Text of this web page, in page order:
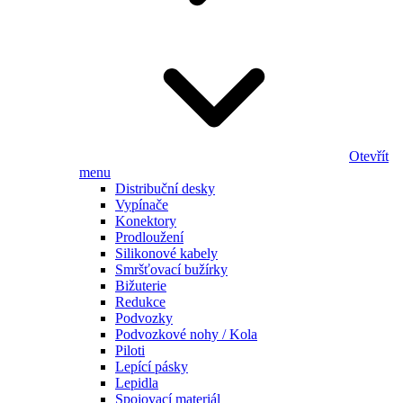
Otevřít
menu
Distribuční desky
Vypínače
Konektory
Prodloužení
Silikonové kabely
Smršťovací bužírky
Bižuterie
Redukce
Podvozky
Podvozkové nohy / Kola
Piloti
Lepící pásky
Lepidla
Spojovací materiál